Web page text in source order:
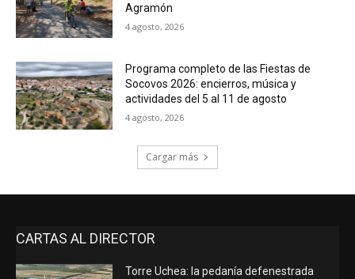
Agramón
4 agosto, 2026
Programa completo de las Fiestas de
Socovos 2026: encierros, música y
actividades del 5 al 11 de agosto
4 agosto, 2026
Cargar más
CARTAS AL DIRECTOR
Torre Uchea: la pedanía defenestrada